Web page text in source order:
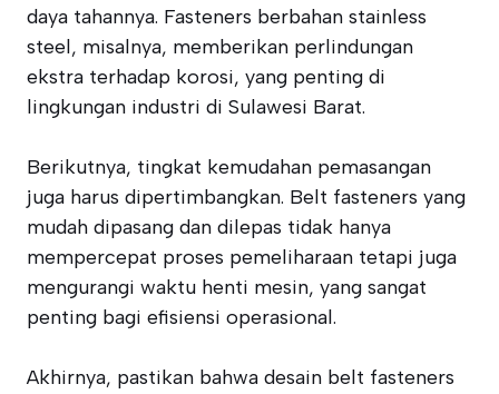
daya tahannya. Fasteners berbahan stainless
steel, misalnya, memberikan perlindungan
ekstra terhadap korosi, yang penting di
lingkungan industri di Sulawesi Barat.
Berikutnya, tingkat kemudahan pemasangan
juga harus dipertimbangkan. Belt fasteners yang
mudah dipasang dan dilepas tidak hanya
mempercepat proses pemeliharaan tetapi juga
mengurangi waktu henti mesin, yang sangat
penting bagi efisiensi operasional.
Akhirnya, pastikan bahwa desain belt fasteners